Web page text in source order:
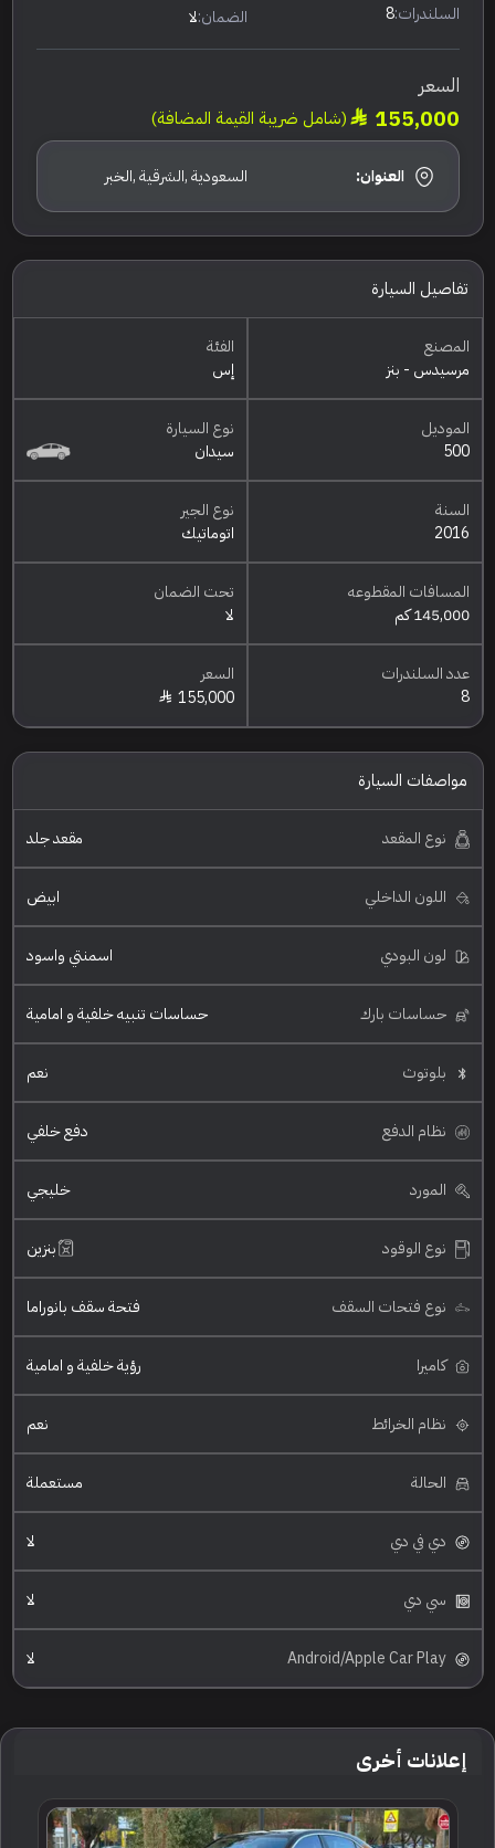
السلندرات:8 الضمان:لا
السعر
155,000 (شامل ضريبة القيمة المضافة)
العنوان: السعودية ,الشرقية ,الخبر
تفاصيل السيارة
المصنع
مرسيدس - بنز
الفئة
إس
الموديل
500
نوع السيارة
سيدان
السنة
2016
نوع الجير
اتوماتيك
المسافات المقطوعه
145,000 كم
تحت الضمان
لا
عدد السلندرات
8
السعر
155,000
مواصفات السيارة
نوع المقعد مقعد جلد
اللون الداخلي ابيض
لون البودي اسمنتي واسود
حساسات بارك حساسات تنبيه خلفية و امامية
بلوتوث نعم
نظام الدفع دفع خلفي
المورد خليجي
نوع الوقود بنزين
نوع فتحات السقف فتحة سقف بانوراما
كاميرا رؤية خلفية و امامية
نظام الخرائط نعم
الحالة مستعملة
دي في دي لا
سي دي لا
Android/Apple Car Play لا
إعلانات أخرى